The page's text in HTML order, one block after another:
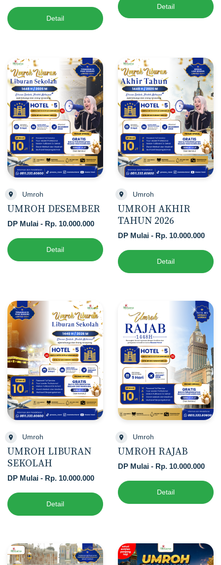
Detail
Detail
Umroh
UMROH DESEMBER
DP Mulai - Rp. 10.000.000
Detail
Umroh
UMROH AKHIR
TAHUN 2026
DP Mulai - Rp. 10.000.000
Detail
Umroh
UMROH LIBURAN
SEKOLAH
DP Mulai - Rp. 10.000.000
Detail
Umroh
UMROH RAJAB
DP Mulai - Rp. 10.000.000
Detail